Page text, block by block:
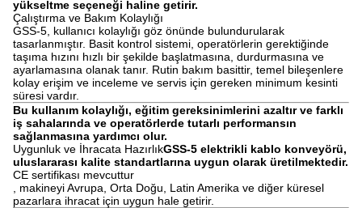
yükseltme seçeneği haline getirir.
Çalıştırma ve Bakım Kolaylığı
GSS-5, kullanıcı kolaylığı göz önünde bulundurularak
tasarlanmıştır. Basit kontrol sistemi, operatörlerin gerektiğinde
taşıma hızını hızlı bir şekilde başlatmasına, durdurmasına ve
ayarlamasına olanak tanır. Rutin bakım basittir, temel bileşenlere
kolay erişim ve inceleme ve servis için gereken minimum kesinti
süresi vardır.
Bu kullanım kolaylığı, eğitim gereksinimlerini azaltır ve farklı
iş sahalarında ve operatörlerde tutarlı performansın
sağlanmasına yardımcı olur.
Uygunluk ve İhracata HazırlıkGSS-5 elektrikli kablo konveyörü,
uluslararası kalite standartlarına uygun olarak üretilmektedir.
CE sertifikası mevcuttur
, makineyi Avrupa, Orta Doğu, Latin Amerika ve diğer küresel
pazarlara ihracat için uygun hale getirir.